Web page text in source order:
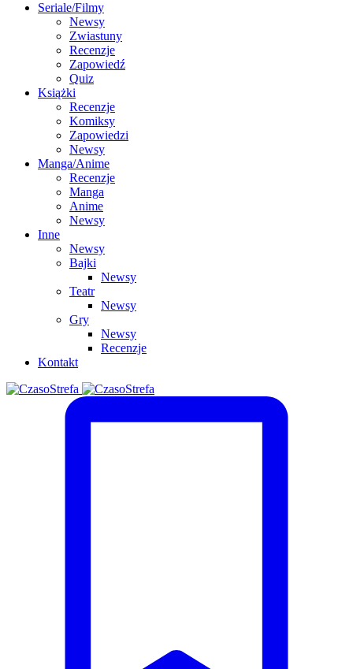
Seriale/Filmy
Newsy
Zwiastuny
Recenzje
Zapowiedź
Quiz
Książki
Recenzje
Komiksy
Zapowiedzi
Newsy
Manga/Anime
Recenzje
Manga
Anime
Newsy
Inne
Newsy
Bajki
Newsy
Teatr
Newsy
Gry
Newsy
Recenzje
Kontakt